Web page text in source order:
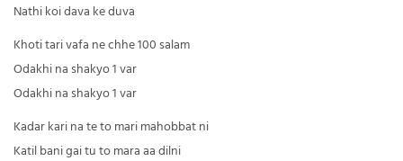
Nathi koi dava ke duva
Khoti tari vafa ne chhe 100 salam
Odakhi na shakyo 1 var
Odakhi na shakyo 1 var
Kadar kari na te to mari mahobbat ni
Katil bani gai tu to mara aa dilni